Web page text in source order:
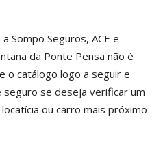
Sompo Seguros, ACE e
da Ponte Pensa não é
o catálogo logo a seguir e
se deseja verificar um
ou carro mais próximo